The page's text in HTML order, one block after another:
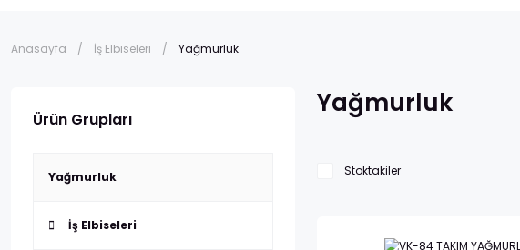
Anasayfa İş Elbiseleri Yağmurluk
Ürün Grupları
Yağmurluk
İş Elbiseleri
Yağmurluk
Stoktakiler